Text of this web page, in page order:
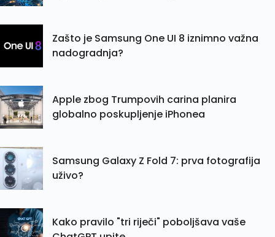
Zašto je Samsung One UI 8 iznimno važna
nadogradnja?
Apple zbog Trumpovih carina planira
globalno poskupljenje iPhonea
Samsung Galaxy Z Fold 7: prva fotografija
uživo?
Kako pravilo "tri riječi" poboljšava vaše